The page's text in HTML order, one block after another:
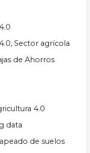
Sector agrícola
de Ahorros
4.0
data
de suelos